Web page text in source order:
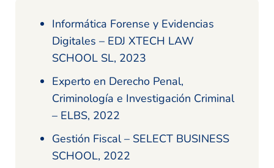
Informática Forense y Evidencias
Digitales – EDJ XTECH LAW
SCHOOL SL, 2023
Experto en Derecho Penal,
Criminología e Investigación Criminal
– ELBS, 2022
Gestión Fiscal – SELECT BUSINESS
SCHOOL, 2022